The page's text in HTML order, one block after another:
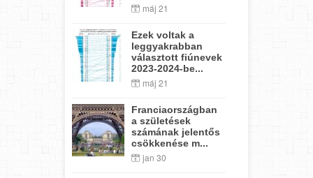
máj 21
Ezek voltak a
leggyakrabban
választott fiúnevek
2023-2024-be...
máj 21
Franciaországban
a születések
számának jelentős
csökkenése m...
jan 30